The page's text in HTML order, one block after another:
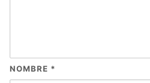
NOMBRE *